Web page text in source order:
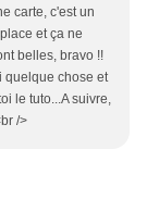
carte, c'est un
et ça ne
belles, bravo !!
quelque chose et
le tuto...A suivre,
/>